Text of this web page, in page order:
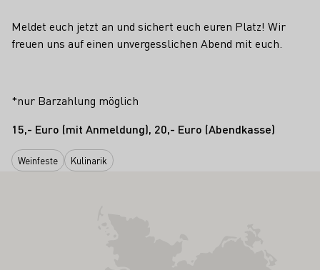
Meldet euch jetzt an und sichert euch euren Platz! Wir
freuen uns auf einen unvergesslichen Abend mit euch.
*nur Barzahlung möglich
15,- Euro (mit Anmeldung), 20,- Euro (Abendkasse)
Weinfeste Kulinarik